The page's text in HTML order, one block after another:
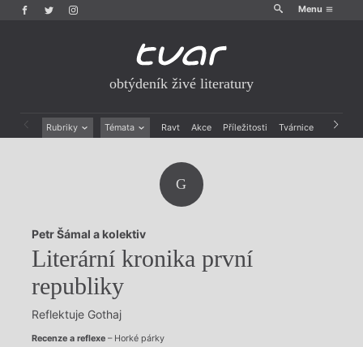
Menu
obtýdeník živé literatury
Rubriky Témata Ravt Akce Příležitosti Tvárnice Archiv
Rozhovory
Dokument
Výroční ceny
G
Petr Šámal a kolektiv
Literární kronika první
republiky
Reflektuje Gothaj
Recenze a reflexe– Horké párky